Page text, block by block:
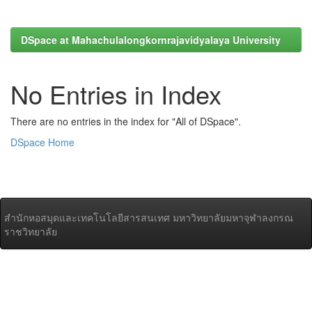
DSpace at Mahachulalongkornrajavidyalaya University
No Entries in Index
There are no entries in the index for "All of DSpace".
DSpace Home
สำนักหอสมุดและเทคโนโลยีสารสนเทศ มหาวิทยาลัยมหาจุฬาลงกรณ
ราชวิทยาลัย